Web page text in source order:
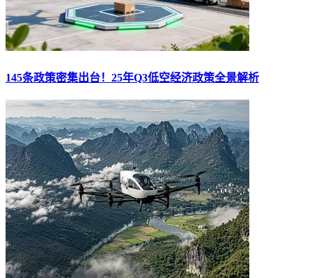
145条政策密集出台！25年Q3低空经济政策全景解析